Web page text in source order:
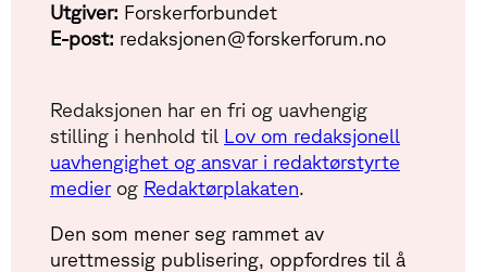
Utgiver: Forskerforbundet
E-post: redaksjonen@forskerforum.no
Redaksjonen har en fri og uavhengig
stilling i henhold til Lov om redaksjonell
uavhengighet og ansvar i redaktørstyrte
medierog Redaktørplakaten.
Den som mener seg rammet av
urettmessig publisering, oppfordres til å